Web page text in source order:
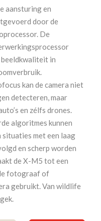
aansturing en
door de
De
in
kan de camera niet
detecteren, maar
en zélfs drones.
algoritmes kunnen
situaties met een laag
en scherp worden
de X-M5 tot een
fotograaf of
gebruikt. Van wildlife